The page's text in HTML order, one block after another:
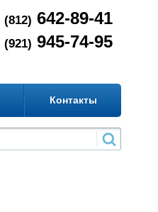
(812) 642-89-41
(921) 945-74-95
Контакты